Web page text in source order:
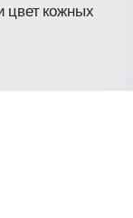
цвет кожных